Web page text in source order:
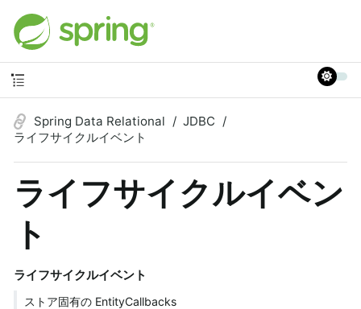
Spring Data Relational
JDBC
ライフサイクルイベント
ライフサイクルイベン
ト
ライフサイクルイベント
ストア固有の EntityCallbacks